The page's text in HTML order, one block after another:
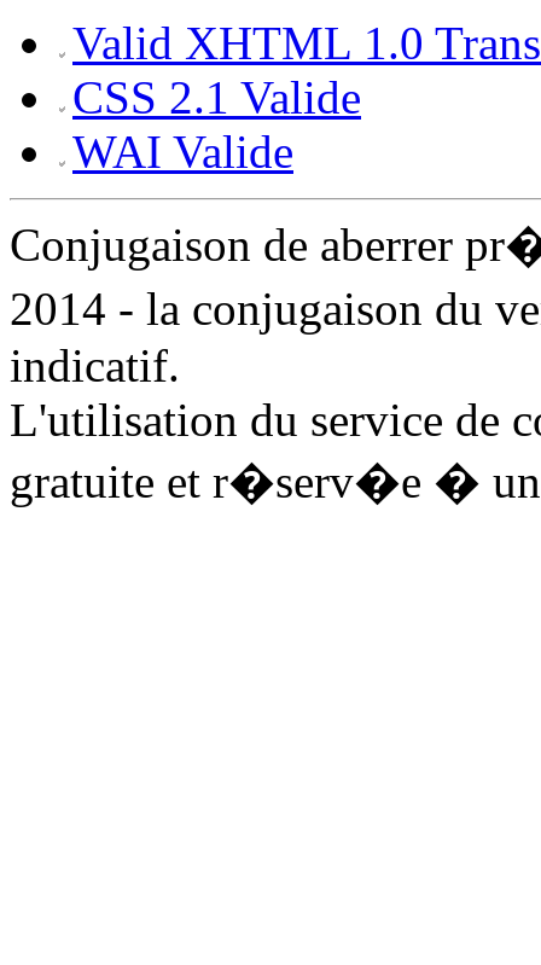
Valid XHTML 1.0
CSS 2.1 Valide
WAI Valide
Conjugaison de aberrer
2014 - la conjugaison du
indicatif.
L'utilisation du service de
gratuite et r�serv�e � un